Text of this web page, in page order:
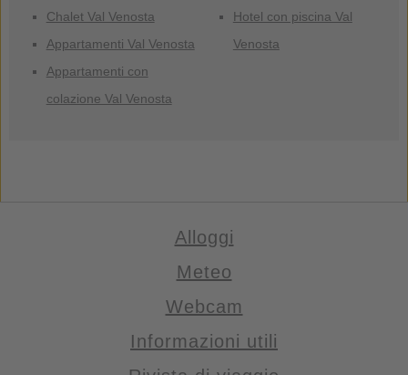
Chalet Val Venosta
Appartamenti Val Venosta
Appartamenti con
colazione Val Venosta
Hotel con piscina Val
Venosta
Alloggi
Meteo
Webcam
Informazioni utili